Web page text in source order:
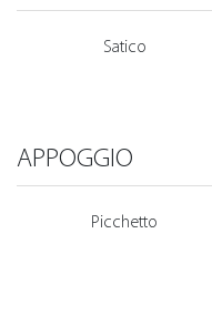
Satico
APPOGGIO
Picchetto